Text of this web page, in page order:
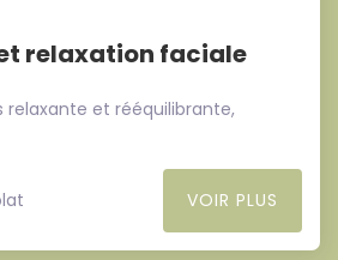
relaxation faciale
relaxante et rééquilibrante,
VOIR PLUS